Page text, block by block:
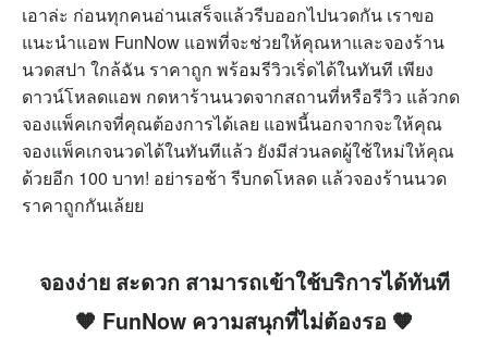
เอาล่ะ ก่อนทุกคนอ่านเสร็จแล้วรีบออกไปนวดกัน เราขอ
แนะนำแอพ FunNow แอพที่จะช่วยให้คุณหาและจองร้าน
นวดสปา ใกล้ฉัน ราคาถูก พร้อมรีวิวเริ่ดได้ในทันที เพียง
ดาวน์โหลดแอพ กดหาร้านนวดจากสถานที่หรือรีวิว แล้วกด
จองแพ็คเกจที่คุณต้องการได้เลย แอพนี้นอกจากจะให้คุณ
จองแพ็คเกจนวดได้ในทันทีแล้ว ยังมีส่วนลดผู้ใช้ใหม่ให้คุณ
ด้วยอีก 100 บาท! อย่ารอช้า รีบกดโหลด แล้วจองร้านนวด
ราคาถูกกันเล้ยย
จองง่าย สะดวก สามารถเข้าใช้บริการได้ทันที
🧡 FunNow ความสนุกที่ไม่ต้องรอ 🧡